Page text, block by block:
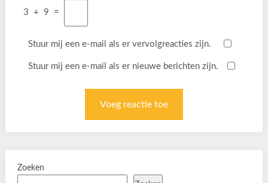
3 + 9 =
Stuur mij een e-mail als er vervolgreacties zijn.
Stuur mij een e-mail als er nieuwe berichten zijn.
Zoeken